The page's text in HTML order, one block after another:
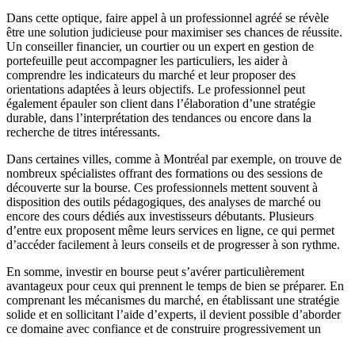
Dans cette optique, faire appel à un professionnel agréé se révèle
être une solution judicieuse pour maximiser ses chances de réussite.
Un conseiller financier, un courtier ou un expert en gestion de
portefeuille peut accompagner les particuliers, les aider à
comprendre les indicateurs du marché et leur proposer des
orientations adaptées à leurs objectifs. Le professionnel peut
également épauler son client dans l’élaboration d’une stratégie
durable, dans l’interprétation des tendances ou encore dans la
recherche de titres intéressants.
Dans certaines villes, comme à Montréal par exemple, on trouve de
nombreux spécialistes offrant des formations ou des sessions de
découverte sur la bourse. Ces professionnels mettent souvent à
disposition des outils pédagogiques, des analyses de marché ou
encore des cours dédiés aux investisseurs débutants. Plusieurs
d’entre eux proposent même leurs services en ligne, ce qui permet
d’accéder facilement à leurs conseils et de progresser à son rythme.
En somme, investir en bourse peut s’avérer particulièrement
avantageux pour ceux qui prennent le temps de bien se préparer. En
comprenant les mécanismes du marché, en établissant une stratégie
solide et en sollicitant l’aide d’experts, il devient possible d’aborder
ce domaine avec confiance et de construire progressivement un